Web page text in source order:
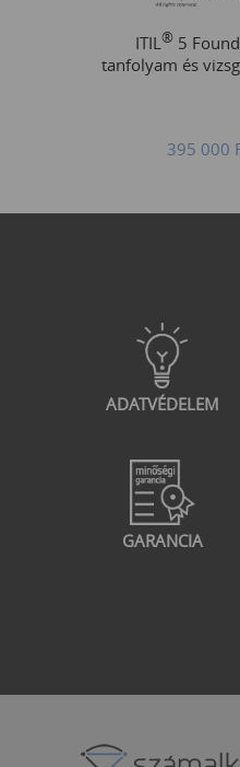
ITIL® 5
tanfolyam és
395 000
ADATVÉDELEM
GARANCIA